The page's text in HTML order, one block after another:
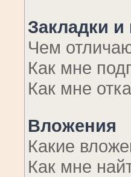
Закладки
Чем
Как мне
Как мне
Вложения
Какие
Как мне